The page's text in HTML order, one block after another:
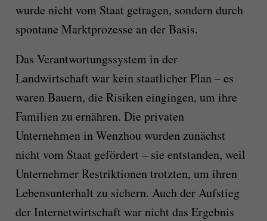
wurde nicht vom Staat getragen, sondern durch
spontane Marktprozesse an der Basis.
Das Verantwortungssystem in der
Landwirtschaft war kein staatlicher Plan – es
waren Bauern, die Risiken eingingen, um ihre
Familien zu ernähren. Die privaten
Unternehmen in Wenzhou wurden zunächst
nicht vom Staat gefördert – sie entstanden, weil
Unternehmer Restriktionen trotzten, um ihren
Lebensunterhalt zu sichern. Auch der Aufstieg
der Internetwirtschaft war nicht das Ergebnis